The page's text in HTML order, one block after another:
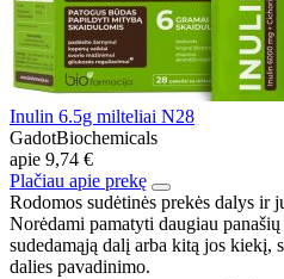
Inulin 6.5g milteliai N28
GadotBiochemicals
apie 9,74 €
Plačiau apie prekę
Rodomos sudėtinės prekės dalys ir
Norėdami pamatyti daugiau
sudedamąją dalį arba kitą jos kiekį,
dalies pavadinimo.